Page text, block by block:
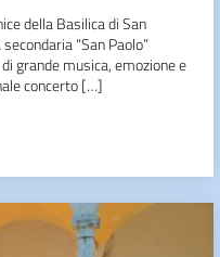
della Basilica di San
“San Paolo”
grande musica, emozione e
concerto […]